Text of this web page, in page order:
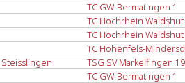
TC GW Bermatingen 1
TC Hochrhein Waldshut
TC Hochrhein Waldshut
TC Hohenfels-
Steisslingen
TSG SV Markelfingen
TC GW Bermatingen 1